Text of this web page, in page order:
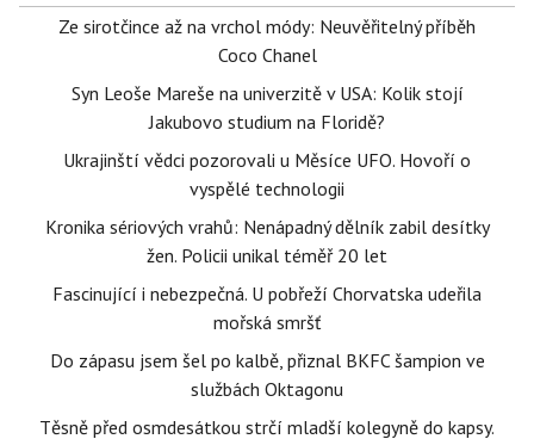
Ze sirotčince až na vrchol módy: Neuvěřitelný příběh
Coco Chanel
Syn Leoše Mareše na univerzitě v USA: Kolik stojí
Jakubovo studium na Floridě?
Ukrajinští vědci pozorovali u Měsíce UFO. Hovoří o
vyspělé technologii
Kronika sériových vrahů: Nenápadný dělník zabil desítky
žen. Policii unikal téměř 20 let
Fascinující i nebezpečná. U pobřeží Chorvatska udeřila
mořská smršť
Do zápasu jsem šel po kalbě, přiznal BKFC šampion ve
službách Oktagonu
Těsně před osmdesátkou strčí mladší kolegyně do kapsy.